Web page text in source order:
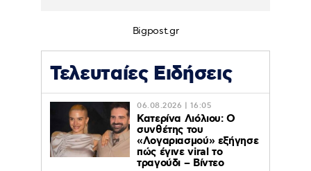
Bigpost.gr
Τελευταίες Ειδήσεις
06.08.2026 | 16:05
Κατερίνα Λιόλιου: Ο
συνθέτης του
«Λογαριασμού» εξήγησε
πώς έγινε viral το
τραγούδι – Βίντεο